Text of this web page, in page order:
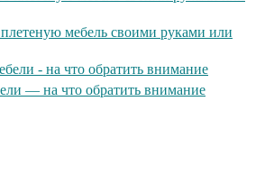
мебель своими руками или
— на что обратить внимание